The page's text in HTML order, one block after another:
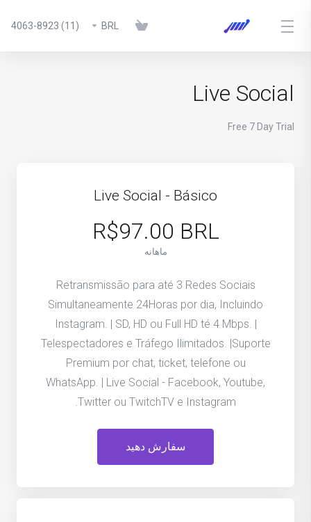
BRL
(11) 4063-8923
Live Social
Free 7 Day Trial
Live Social - Básico
R$97.00 BRL
ماهانه
Retransmissão para até 3 Redes Sociais
Simultaneamente 24Horas por dia, Incluindo
Instagram. | SD, HD ou Full HD té 4 Mbps. |
Telespectadores e Tráfego Ilimitados. |Suporte
Premium por chat, ticket, telefone ou
WhatsApp. | Live Social - Facebook, Youtube,
Twitter ou TwitchTV e Instagram.
سفارش دهید